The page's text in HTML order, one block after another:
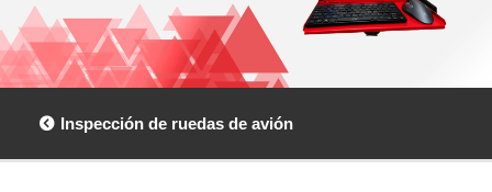
Inspección de ruedas de avión